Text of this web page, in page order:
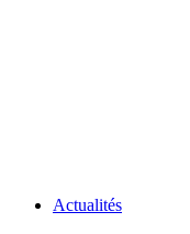
Actualités